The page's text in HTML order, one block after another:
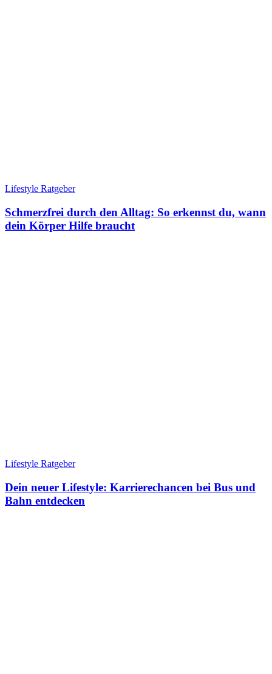
Lifestyle Ratgeber
Schmerzfrei durch den Alltag: So erkennst du, wann
dein Körper Hilfe braucht
Lifestyle Ratgeber
Dein neuer Lifestyle: Karrierechancen bei Bus und
Bahn entdecken